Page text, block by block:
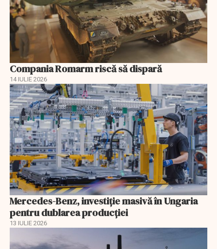
Compania Romarm riscă să dispară
14 IULIE 2026
Mercedes-Benz, investiție masivă în Ungaria
pentru dublarea producției
13 IULIE 2026